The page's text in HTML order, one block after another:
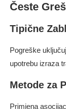
Česte
Tipične
Pogreške
upotrebu izraza
Metode za
Primjena